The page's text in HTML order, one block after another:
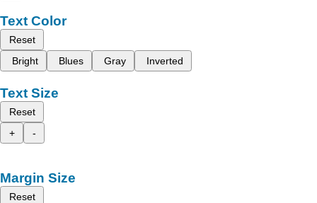
Text Color
Reset
Bright
Blues Gray Inverted
Text Size
Reset
+
-
Margin Size
Reset